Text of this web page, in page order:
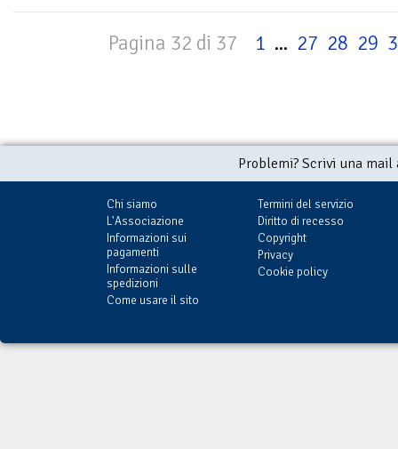
Pagina 32 di 37 1 ... 27 28 29
Problemi? Scrivi una
Chi siamo
L'Associazione
Informazioni sui
pagamenti
Informazioni sulle
spedizioni
Come usare il sito
Termini del servizio
Diritto di recesso
Copyright
Privacy
Cookie policy